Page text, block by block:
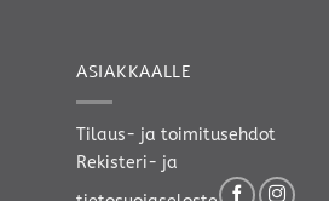
ASIAKKAALLE
Tilaus- ja toimitusehdot
Rekisteri- ja